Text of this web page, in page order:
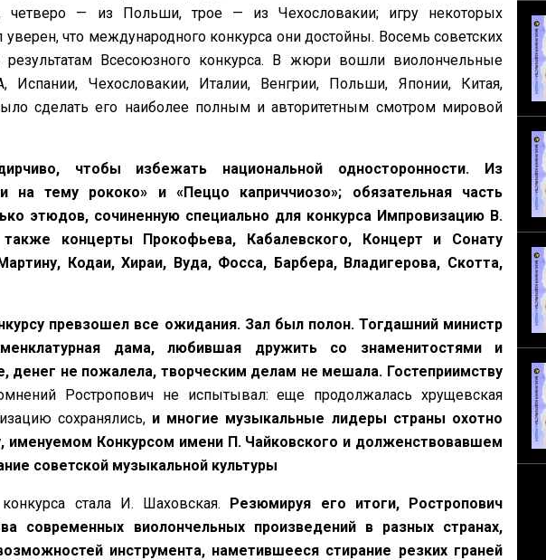
— из Польши, трое — из Чехословакии; игру некоторых
что международного конкурса они достойны. Восемь советских
Всесоюзного конкурса. В жюри вошли виолончельные
Чехословакии, Италии, Венгрии, Польши, Японии, Китая,
сделать его наиболее полным и авторитетным смотром мировой
чтобы избежать национальной односторонности. Из
на тему рококо» и «Пеццо каприччиозо»; обязательная часть
этюдов, сочиненную специально для конкурса Импровизацию В.
также концерты Прокофьева, Кабалевского, Концерт и Сонату
Кодаи, Хираи, Вуда, Фосса, Барбера, Владигерова, Скотта,
превзошел все ожидания. Зал был полон. Тогдашний министр
дама, любившая дружить со знаменитостями и
денег не пожалела, творческим делам не мешала. Гостеприимству
Ростропович не испытывал: еще продолжалась хрущевская
сохранялись, и многие музыкальные лидеры страны охотно
именуемом Конкурсом имени П. Чайковского и долженствовавшем
советской музыкальной культуры
стала И. Шаховская. Резюмируя его итоги, Ростропович
современных виолончельных произведений в разных странах,
инструмента, наметившееся стирание резких граней